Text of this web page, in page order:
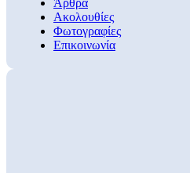
Ακολουθίες
Φωτογραφίες
Επικοινωνία